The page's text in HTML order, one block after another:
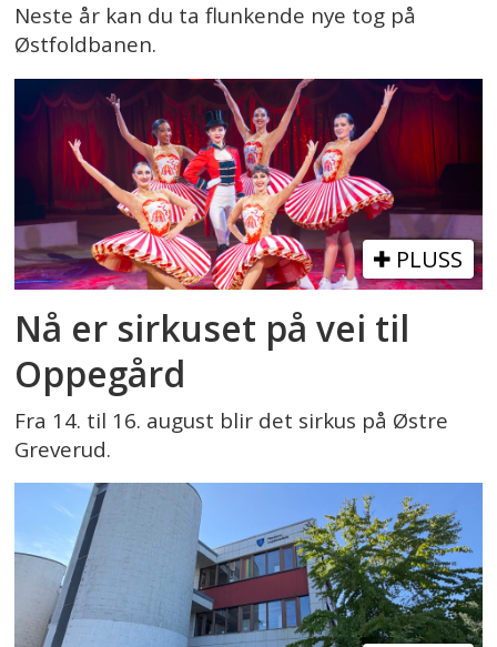
Neste år kan du ta flunkende nye tog på
Østfoldbanen.
PLUSS
Nå er sirkuset på vei til
Oppegård
Fra 14. til 16. august blir det sirkus på Østre
Greverud.